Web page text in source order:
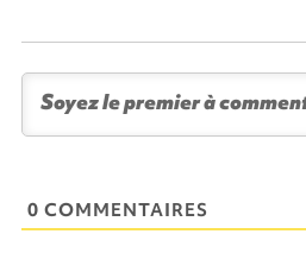
0 COMMENTAIRES